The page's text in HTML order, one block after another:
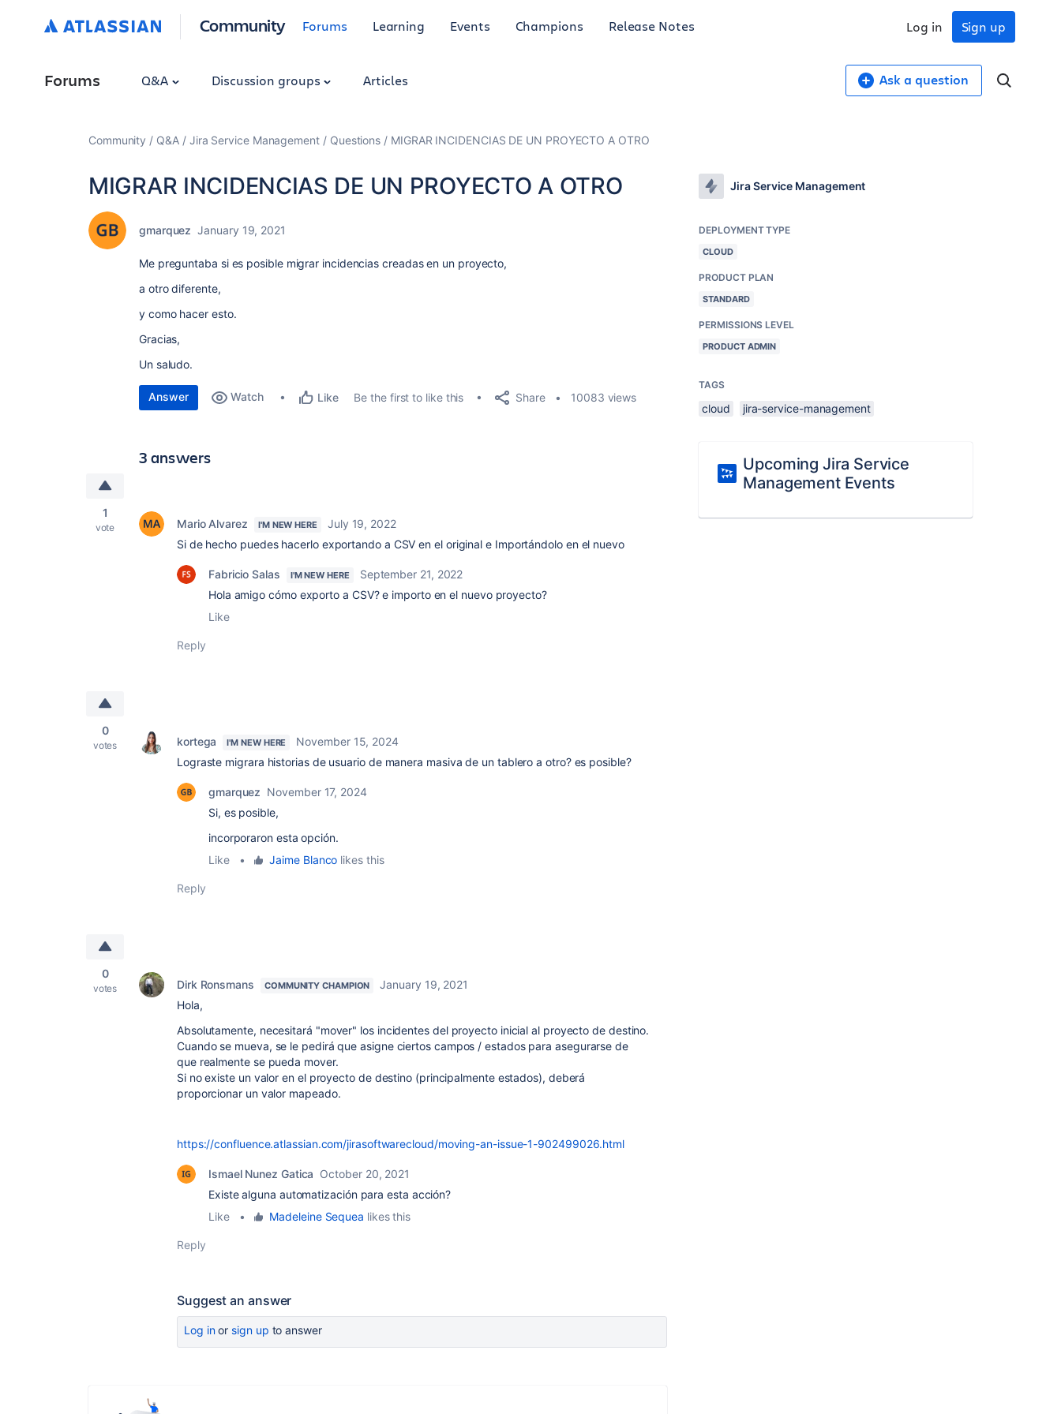
Community Forums Learning Events Champions Release Notes Sign up
Log in
Forums Q&A Discussion groups Articles Ask a question
Community Q&A Jira Service Management Questions MIGRAR INCIDENCIAS DE UN PROYECTO A OTRO
MIGRAR INCIDENCIAS DE UN PROYECTO A OTRO
gmarquez January 19, 2021
Me preguntaba si es posible migrar incidencias creadas en un proyecto,
a otro diferente,
y como hacer esto.
Gracias,
Un saludo.
Answer Watch Like Be the first to like this Share 10083 views
3 answers
1
vote Mario Alvarez I'M NEW HERE
July 19, 2022
Si de hecho puedes hacerlo exportando a CSV en el original e Importándolo en el nuevo
Fabricio Salas I'M NEW HERE
September 21, 2022
Hola amigo cómo exporto a CSV? e importo en el nuevo proyecto?
Like
Reply
0
votes kortega I'M NEW HERE
November 15, 2024
Lograste migrara historias de usuario de manera masiva de un tablero a otro? es posible?
gmarquez November 17, 2024
Si, es posible,
incorporaron esta opción.
Like
• Jaime Blanco likes this
Reply
0
votes Dirk Ronsmans COMMUNITY CHAMPION
January 19, 2021
Hola,
Absolutamente, necesitará "mover" los incidentes del proyecto inicial al proyecto de destino.
Cuando se mueva, se le pedirá que asigne ciertos campos / estados para asegurarse de
que realmente se pueda mover.
Si no existe un valor en el proyecto de destino (principalmente estados), deberá
proporcionar un valor mapeado.
https://confluence.atlassian.com/jirasoftwarecloud/moving-an-issue-1-902499026.html
Ismael Nunez Gatica October 20, 2021
Existe alguna automatización para esta acción?
Like
• Madeleine Sequea likes this
Reply
Suggest an answer
Log inor sign up to answer
Jira Service Management
DEPLOYMENT TYPE
CLOUD
PRODUCT PLAN
STANDARD
PERMISSIONS LEVEL
PRODUCT ADMIN
TAGS
cloud jira-service-management
Upcoming Jira Service
Management Events